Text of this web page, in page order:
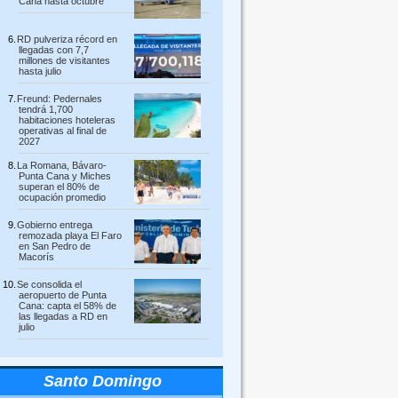
RD pulveriza récord en
llegadas con 7,7
millones de visitantes
hasta julio
Freund: Pedernales
tendrá 1,700
habitaciones hoteleras
operativas al final de
2027
La Romana, Bávaro-
Punta Cana y Miches
superan el 80% de
ocupación promedio
Gobierno entrega
remozada playa El Faro
en San Pedro de
Macorís
Se consolida el
aeropuerto de Punta
Cana: capta el 58% de
las llegadas a RD en
julio
Santo Domingo